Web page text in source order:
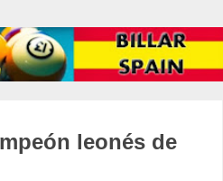
leonés de